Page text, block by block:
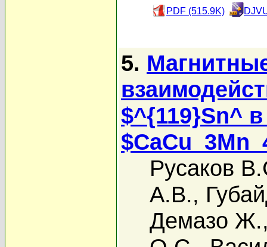
PDF (515.9K)
5.
$^{119}Sn^
Русаков
А.В.,
Демазо Ж.